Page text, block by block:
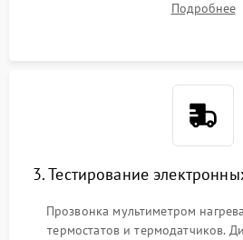
сенсорного блока для доступа к
Подробнее
3. Тестирование
Прозвонка мультиметром
термостатов и термодатчиков.